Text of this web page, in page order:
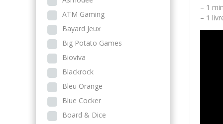
– 1
– 1
ATM Gaming
Bayard Jeux
Big Potato Games
Bioviva
Blackrock
Bleu Orange
Blue Cocker
Board & Dice